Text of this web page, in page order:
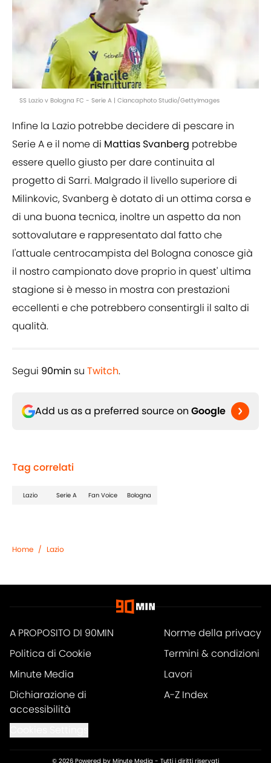
SS Lazio v Bologna FC - Serie A | Ciancaphoto Studio/GettyImages
Infine la Lazio potrebbe decidere di pescare in
Serie A e il nome di Mattias Svanberg potrebbe
essere quello giusto per dare continuita al
progetto di Sarri. Malgrado il livello superiore di
Milinkovic, Svanberg è dotato di un ottima corsa e
di una buona tecnica, inoltre un aspetto da non
sottovalutare e rappresentato dal fatto che
l'attuale centrocampista del Bologna conosce già
il nostro campionato dove proprio in quest' ultima
stagione si è messo in mostra con prestazioni
eccellenti e che potrebbero consentirgli il salto di
qualità.
Segui 90min su Twitch.
Add us as a preferred source on Google
Tag correlati
Lazio Serie A Fan Voice Bologna
Home / Lazio
A PROPOSITO DI 90MIN
Norme della privacy
Politica di Cookie
Termini & condizioni
Minute Media
Lavori
Dichiarazione di
accessibilità
A-Z Index
© 2026 Powered by Minute Media - Tutti i diritti riservati